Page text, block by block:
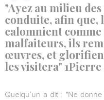
"Ayez au milieu
conduite, afin que,
calomnient comme
malfaiteurs, ils
œuvres, et
les visitera" 1Pierre
Quelqu’un a dit : "Ne